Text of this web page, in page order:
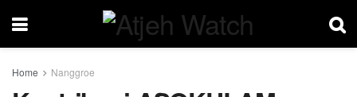
Home Nanggroe